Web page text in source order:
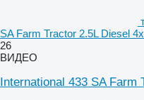
SA Farm Tractor 2.5L Diesel
26
ВИДЕО
International 433 SA Farm